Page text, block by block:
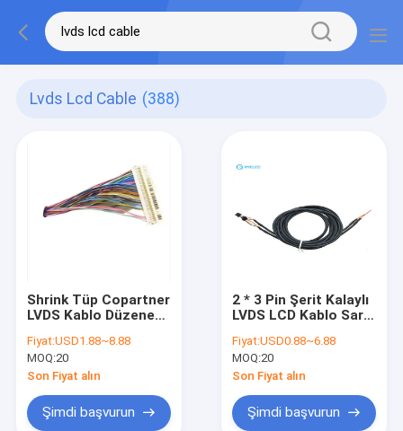
Lvds Lcd Cable (388)
Shrink Tüp Copartner
LVDS Kablo Düzeneği,
LVDS LCD Kablo
Fiyat:USD1.88~8.88
MOQ:20
Son Fiyat alın
Şimdi başvurun
2 * 3 Pin Şerit Kalaylı
LVDS LCD Kablo Sarı
Kullanılabilir 24AWG
Fiyat:USD0.88~6.88
MOQ:20
Son Fiyat alın
Şimdi başvurun